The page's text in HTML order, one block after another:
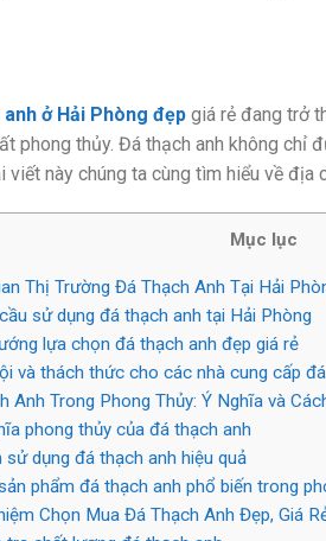
ở Hải Phòng đẹp giá rẻ đang trở
phong thủy. Đá thạch anh không chỉ
viết này chúng ta cùng tìm hiểu về địa
Mục lục
Thị Trường Đá Thạch Anh Tại Hải
sử dụng đá thạch anh tại Hải Phòng
lựa chọn đá thạch anh đẹp giá rẻ
và thách thức cho các nhà cung cấp
Anh Trong Phong Thủy: Ý Nghĩa và
phong thủy của đá thạch anh
sử dụng đá thạch anh hiệu quả
phẩm đá thạch anh phổ biến trong
Chọn Mua Đá Thạch Anh Đẹp, Giá